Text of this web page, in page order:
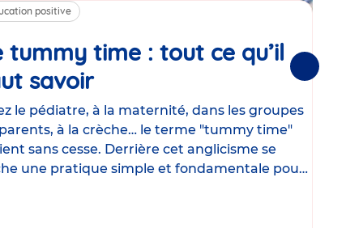
positive
tummy time : tout ce qu’il
savoirArticle
le pédiatre, à la maternité, dans les groupes
à la crèche… le terme "tummy time"
sans cesse. Derrière cet anglicisme se
une pratique simple et fondamentale pour
Suivantes